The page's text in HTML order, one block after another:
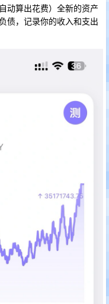
动算出花费）全新的资产
债，记录你的收入和支出